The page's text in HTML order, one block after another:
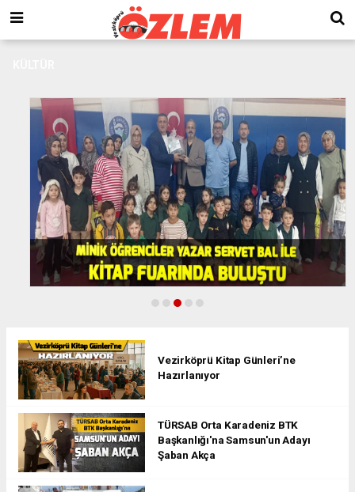
Vezirköprü Kitap Günleri’ne
Hazırlanıyor
TÜRSAB Orta Karadeniz BTK
Başkanlığı'na Samsun'un Adayı
Şaban Akça